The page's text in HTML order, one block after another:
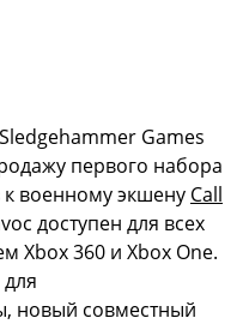
Games
первого набора
военному экшену Call
доступен для всех
Xbox 360 и Xbox One.
новый совместный